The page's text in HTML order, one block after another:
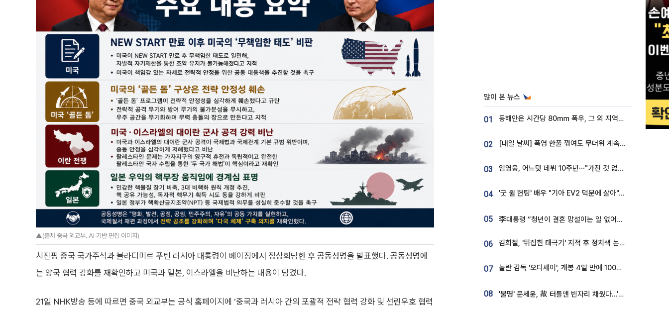
▲(출처 중국 외교부. AI 기반 편집 이미지)
시진핑 중국 국가주석과 블라디미르 푸틴 러시아 대통령이 베이징에서 정상회담한 후 공동성명을 발표했다. 공동성명에
는 양국 협력 강화를 재확인하고 미국과 일본, 이스라엘을 비난하는 내용이 담겼다.
21일 NHK방송 등에 따르면 중국 외교부는 공식 홈페이지에 ‘중국과 러시아 간의 포괄적 전략 협력 강화 및 선린우호 협력
많이 본 뉴스
01 동해안은 시간당 80㎜ 폭우, 그 외 지역은 폭염…‘극과 극 날씨’
02 [내일 날씨] 폭염 한풀 꺾여도 무더위 계속⋯동해안 이틀 연속 비
03 임영웅, 어느덧 데뷔 10주년⋯"가진 것 없던 시절, 내 앞엔 20명의 팬뿐"
04 '굿 윌 헌팅' 배우 "기아 EV2 덕분에 살아"…교통사고 후 안전성 극찬
05 李대통령 “청년이 결혼 망설이는 일 없어야...제도상 불이익 조사”
06 김희철, '뒤집힌 태극기' 지적 후 정치색 논란…"좌우 떠나 우리나라 국기"
07 놀란 감독 '오디세이', 개봉 4일 만에 100만 돌파⋯'왕사남' 보다 빠르다
08 '불명' 문세윤, 故 터틀맨 빈자리 채웠다…'거북이' 눈물의 최종 우승